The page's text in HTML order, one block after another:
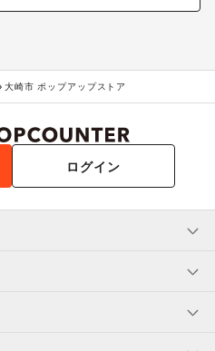
大崎市 ポップアップストア
ログイン